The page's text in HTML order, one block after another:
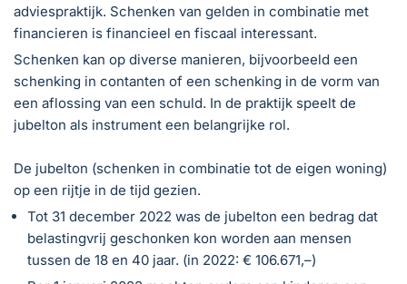
adviespraktijk. Schenken van gelden in combinatie met
financieren is financieel en fiscaal interessant.
Schenken kan op diverse manieren, bijvoorbeeld een
schenking in contanten of een schenking in de vorm van
een aflossing van een schuld. In de praktijk speelt de
jubelton als instrument een belangrijke rol.
De jubelton (schenken in combinatie tot de eigen woning)
op een rijtje in de tijd gezien.
Tot 31 december 2022 was de jubelton een bedrag dat
belastingvrij geschonken kon worden aan mensen
tussen de 18 en 40 jaar. (in 2022: € 106.671,–)